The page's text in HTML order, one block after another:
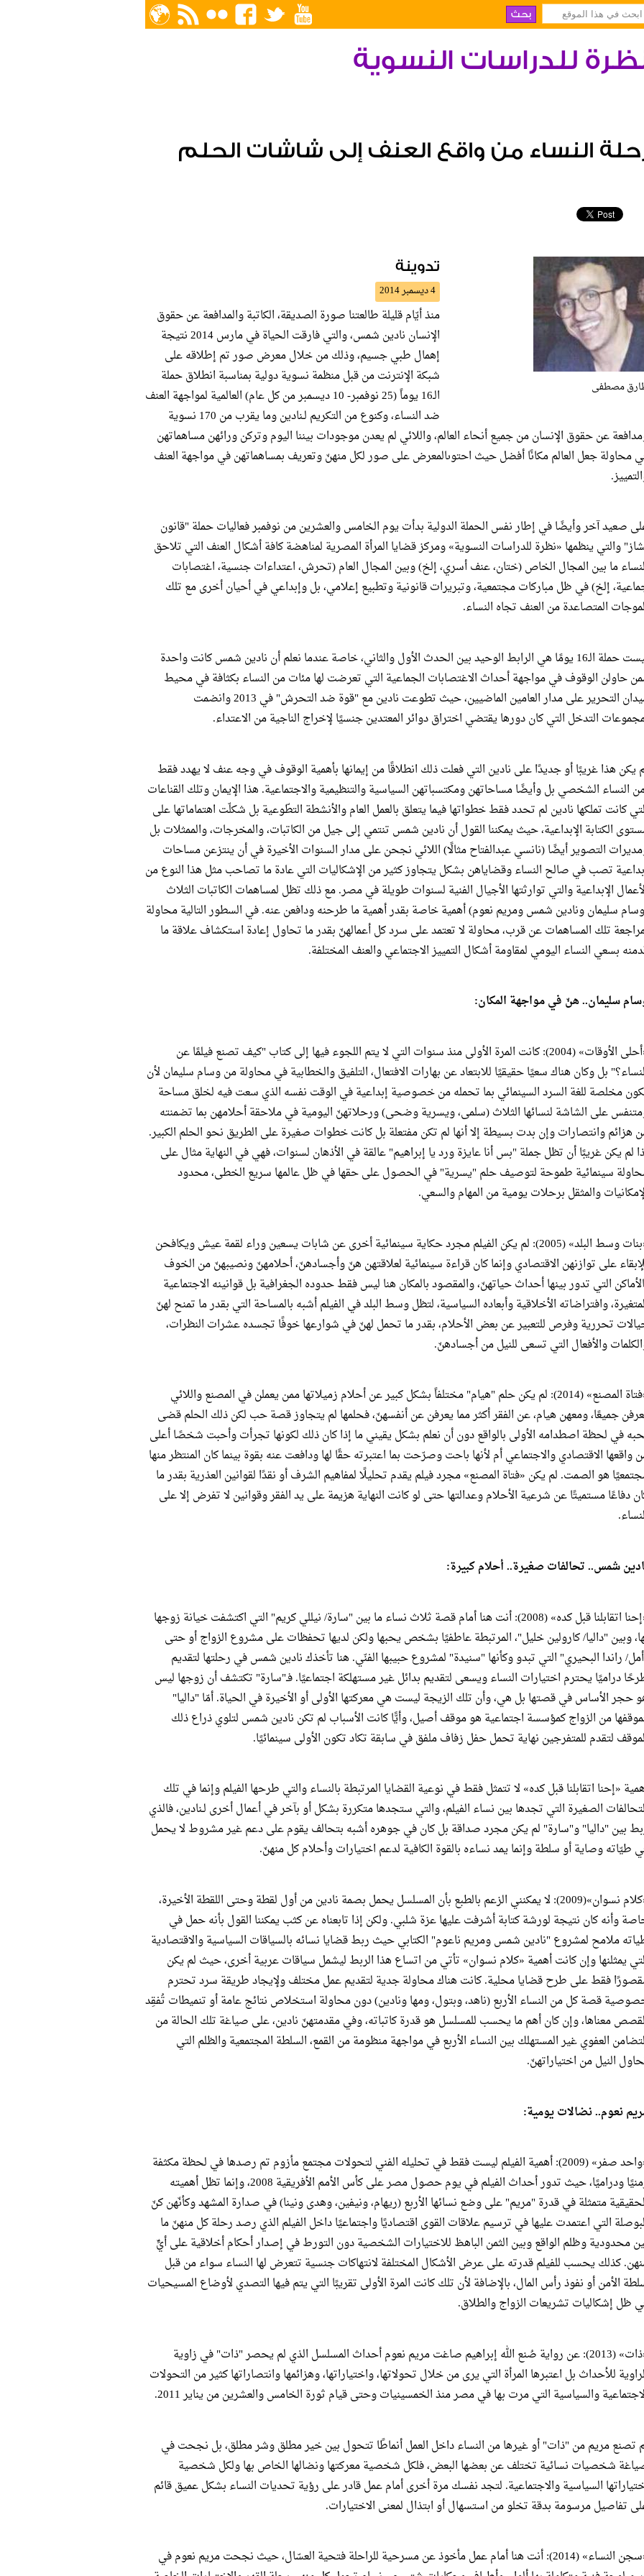
للدراسات النسوية
النساء من واقع العنف إلى شاشات الحلم
مصطفى
تدوينة
4 ديسمبر 2014
منذ أيّام قليلة طالعتنا صورة الصديقة، الكاتبة والمدافعة عن حقوق
الإنسان نادين شمس، والتي فارقت الحياة في مارس 2014 نتيجة
إهمال طبي جسيم، وذلك من خلال معرض صور تم إطلاقه على
شبكة الإنترنت من قبل منظمة نسوية دولية بمناسبة انطلاق حملة
الـ16 يوماً (25 نوفمبر- 10 ديسمبر من كل عام) العالمية لمواجهة العنف
ضد النساء، وكنوع من التكريم لـنادين وما يقرب من 170 نسوية
عن حقوق الإنسان من جميع أنحاء العالم، واللائي لم يعدن موجودات بيننا اليوم وتركن ورائهن مساهماتهن
محاولة جعل العالم مكانًا أفضل حيث احتوىالمعرض على صور لكل منهنّ وتعريف بمساهماتهن في مواجهة العنف
صعيد آخر وأيضًا في إطار نفس الحملة الدولية بدأت يوم الخامس والعشرين من نوفمبر فعاليات حملة "قانون
والتي ينظمها «نظرة للدراسات النسوية» ومركز قضايا المرأة المصرية لمناهضة كافة أشكال العنف التي تلاحق
ما بين المجال الخاص (ختان، عنف أسري، إلخ) وبين المجال العام (تحرش، اعتداءات جنسية، اغتصابات
إلخ) في ظل مباركات مجتمعية، وتبريرات قانونية وتطبيع إعلامي، بل وإبداعي في أحيان أخرى مع تلك
المتصاعدة من العنف تجاه النساء.
ليست حملة الـ16 يومًا هي الرابط الوحيد بين الحدث الأول والثاني، خاصة عندما نعلم أن نادين شمس كانت واحدة
حاولن الوقوف في مواجهة أحداث الاغتصابات الجماعية التي تعرضت لها مئات من النساء بكثافة في محيط
ميدان التحرير على مدار العامين الماضيين، حيث تطوعت نادين مع "قوة ضد التحرش" في 2013 وانضمت
التدخل التي كان دورها يقتضي اختراق دوائر المعتدين جنسيًا لإخراج الناجية من الاعتداء.
يكن هذا غريبًا أو جديدًا على نادين التي فعلت ذلك انطلاقًا من إيمانها بأهمية الوقوف في وجه عنف لا يهدد فقط
النساء الشخصي بل وأيضًا مساحاتهن ومكتسباتهن السياسية والتنظيمية والاجتماعية. هذا الإيمان وتلك القناعات
كانت تملكها نادين لم تحدد فقط خطواتها فيما يتعلق بالعمل العام والأنشطة التطّوعية بل شكلّت اهتماماتها على
الكتابة الإبداعية، حيث يمكننا القول أن نادين شمس تنتمي إلى جيل من الكاتبات، والمخرجات، والممثلات بل
التصوير أيضًا (نانسي عبدالفتاح مثالًا) اللائي نجحن على مدار السنوات الأخيرة في أن ينتزعن مساحات
تصب في صالح النساء وقضاياهن بشكل يتجاوز كثير من الإشكاليات التي عادة ما تصاحب مثل هذا النوع من
الإبداعية والتي توارثتها الأجيال الفنية لسنوات طويلة في مصر. مع ذلك تظل لمساهمات الكاتبات الثلاث
سليمان ونادين شمس ومريم نعوم) أهمية خاصة بقدر أهمية ما طرحنه ودافعن عنه. في السطور التالية محاولة
تلك المساهمات عن قرب، محاولة لا تعتمد على سرد كل أعمالهنّ بقدر ما تحاول إعادة استكشاف علاقة ما
بسعي النساء اليومي لمقاومة أشكال التمييز الاجتماعي والعنف المختلفة.
سليمان.. هنّ في مواجهة المكان:
«أحلى الأوقات» (2004): كانت المرة الأولى منذ سنوات التي لا يتم اللجوء فيها إلى كتاب "كيف تصنع فيلمًا عن
بل وكان هناك سعيًا حقيقيًا للابتعاد عن بهارات الافتعال، التلفيق والخطابية في محاولة من وسام سليمان لأن
مخلصة للغة السرد السينمائي بما تحمله من خصوصية إبداعية في الوقت نفسه الذي سعت فيه لخلق مساحة
على الشاشة لنسائها الثلاث (سلمى، ويسرية وضحى) ورحلاتهنّ اليومية في ملاحقة أحلامهن بما تضمنته
هزائم وانتصارات وإن بدت بسيطة إلا أنها لم تكن مفتعلة بل كانت خطوات صغيرة على الطريق نحو الحلم الكبير.
لم يكن غريبًا أن تظل جملة "بس أنا عايزة ورد يا إبراهيم" عالقة في الأذهان لسنوات، فهي في النهاية مثال على
سينمائية طموحة لتوصيف حلم "يسرية" في الحصول على حقها في ظل عالمها سريع الخطى، محدود
والمثقل برحلات يومية من المهام والسعي.
«بنات وسط البلد» (2005): لم يكن الفيلم مجرد حكاية سينمائية أخرى عن شابات يسعين وراء لقمة عيش ويكافحن
على توازنهن الاقتصادي وإنما كان قراءة سينمائية لعلاقتهن هنّ وأجسادهنّ، أحلامهنّ ونصيبهنّ من الخوف
التي تدور بينها أحداث حياتهنّ، والمقصود بالمكان هنا ليس فقط حدوده الجغرافية بل قوانينه الاجتماعية
وافتراضاته الأخلاقية وأبعاده السياسية، لتظل وسط البلد في الفيلم أشبه بالمساحة التي بقدر ما تمنح لهنّ
تحررية وفرص للتعبير عن بعض الأحلام، بقدر ما تحمل لهنّ في شوارعها خوفًا تجسده عشرات النظرات،
والأفعال التي تسعى للنيل من أجسادهنّ.
«فتاة المصنع» (2014): لم يكن حلم "هيام" مختلفاً بشكل كبير عن أحلام زميلاتها ممن يعملن في المصنع واللائي
جميعًا، ومعهن هيام، عن الفقر أكثر مما يعرفن عن أنفسهنّ، فحلمها لم يتجاوز قصة حب لكن ذلك الحلم قضى
في لحظة اصطدامه الأولى بالواقع دون أن نعلم بشكل يقيني ما إذا كان ذلك لكونها تجرأت وأحبت شخصًا أعلى
واقعها الاقتصادي والاجتماعي أم لأنها باحت وصرّحت بما اعتبرته حقًا لها ودافعت عنه بقوة بينما كان المنتظر منها
هو الصمت. لم يكن «فتاة المصنع» مجرد فيلم يقدم تحليلًا لمفاهيم الشرف أو نقدًا لقوانين العذرية بقدر ما
دفاعًا مستميتًا عن شرعية الأحلام وعدالتها حتى لو كانت النهاية هزيمة على يد الفقر وقوانين لا تفرض إلا على
شمس.. تحالفات صغيرة.. أحلام كبيرة:
«إحنا اتقابلنا قبل كده» (2008): أنت هنا أمام قصة ثلاث نساء ما بين "سارة/ نيللي كريم" التي اكتشفت خيانة زوجها
وبين "داليا/ كارولين خليل"، المرتبطة عاطفيًا بشخص يحبها ولكن لديها تحفظات على مشروع الزواج أو حتى
راندا البحيري" التي تبدو وكأنها "سنيدة" لمشروع حبيبها الفنّي. هنا تأخذك نادين شمس في رحلتها لتقديم
دراميًا يحترم اختيارات النساء ويسعى لتقديم بدائل غير مستهلكة اجتماعيًا. فـ"سارة" تكتشف أن زوجها ليس
حجر الأساس في قصتها بل هي، وأن تلك الزيجة ليست هي معركتها الأولى أو الأخيرة في الحياة. أمّا "داليا"
من الزواج كمؤسسة اجتماعية هو موقف أصيل، وأيًّا كانت الأسباب لم تكن نادين شمس لتلوي ذراع ذلك
لتقدم للمتفرجين نهاية تحمل حفل زفاف ملفق في سابقة تكاد تكون الأولى سينمائيًا.
«إحنا اتقابلنا قبل كده» لا تتمثل فقط في نوعية القضايا المرتبطة بالنساء والتي طرحها الفيلم وإنما في تلك
الصغيرة التي تجدها بين نساء الفيلم، والتي ستجدها متكررة بشكل أو بآخر في أعمال أخرى لـنادين، فالذي
بين "داليا" و"سارة" لم يكن مجرد صداقة بل كان في جوهره أشبه بتحالف يقوم على دعم غير مشروط لا يحمل
طيّاته وصاية أو سلطة وإنما يمد نساءه بالقوة الكافية لدعم اختيارات وأحلام كل منهنّ.
«كلام نسوان»(2009): لا يمكنني الزعم بالطبع بأن المسلسل يحمل بصمة نادين من أول لقطة وحتى اللقطة الأخيرة،
وأنه كان نتيجة لورشة كتابة أشرفت عليها عزة شلبي. ولكن إذا تابعناه عن كثب يمكننا القول بأنه حمل في
ملامح لمشروع "نادين شمس ومريم ناعوم" الكتابي حيث ربط قضايا نسائه بالسياقات السياسية والاقتصادية
يمثلنها وإن كانت أهمية «كلام نسوان» تأتي من اتساع هذا الربط ليشمل سياقات عربية أخرى، حيث لم يكن
فقط على طرح قضايا محلية. كانت هناك محاولة جدية لتقديم عمل مختلف ولإيجاد طريقة سرد تحترم
قصة كل من النساء الأربع (ناهد، وبتول، ومها ونادين) دون محاولة استخلاص نتائج عامة أو تنميطات تُفقِد
معناها، وإن كان أهم ما يحسب للمسلسل هو قدرة كاتباته، وفي مقدمتهنّ نادين، على صياغة تلك الحالة من
العفوي غير المستهلك بين النساء الأربع في مواجهة منظومة من القمع، السلطة المجتمعية والظلم التي
النيل من اختياراتهنّ.
نعوم.. نضالات يومية:
«واحد صفر» (2009): أهمية الفيلم ليست فقط في تحليله الفني لتحولات مجتمع مأزوم تم رصدها في لحظة مكثفة
زمنيًا ودراميًا، حيث تدور أحداث الفيلم في يوم حصول مصر على كأس الأمم الأفريقية 2008، وإنما تظل أهميته
متمثلة في قدرة "مريم" على وضع نسائها الأربع (ريهام، ونيفين، وهدى ونينا) في صدارة المشهد وكأنّهن كنّ
التي اعتمدت عليها في ترسيم علاقات القوى اقتصاديًا واجتماعيًا داخل الفيلم الذي رصد رحلة كل منهنّ ما
محدودية وظلم الواقع وبين الثمن الباهظ للاختيارات الشخصية دون التورط في إصدار أحكام أخلاقية على أيٍّ
كذلك يحسب للفيلم قدرته على عرض الأشكال المختلفة لانتهاكات جنسية تتعرض لها النساء سواء من قبل
الأمن أو نفوذ رأس المال، بالإضافة لأن تلك كانت المرة الأولى تقريبًا التي يتم فيها التصدي لأوضاع المسيحيات
ظل إشكاليات تشريعات الزواج والطلاق.
«ذات» (2013): عن رواية صُنع الله إبراهيم صاغت مريم نعوم أحداث المسلسل الذي لم يحصر "ذات" في زاوية
للأحداث بل اعتبرها المرأة التي يرى من خلال تحولاتها، واختياراتها، وهزائمها وانتصاراتها كثير من التحولات
والسياسية التي مرت بها في مصر منذ الخمسينيات وحتى قيام ثورة الخامس والعشرين من يناير 2011.
تصنع مريم من "ذات" أو غيرها من النساء داخل العمل أنماطًا تتحول بين خير مطلق وشر مطلق، بل نجحت في
شخصيات نسائية تختلف عن بعضها البعض، فلكل شخصية معركتها ونضالها الخاص بها ولكل شخصية
السياسية والاجتماعية. لتجد نفسك مرة أخرى أمام عمل قادر على رؤية تحديات النساء بشكل عميق قائم
تفاصيل مرسومة بدقة تخلو من استسهال أو ابتذال لمعنى الاختيارات.
«سجن النساء» (2014): أنت هنا أمام عمل مأخوذ عن مسرحية للراحلة فتحية العسّال، حيث نجحت مريم نعوم في